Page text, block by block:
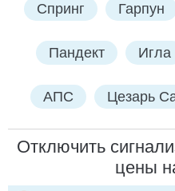
Спринг Гарпун
Пандект Игла
АПС Цезарь
Отключить
цены